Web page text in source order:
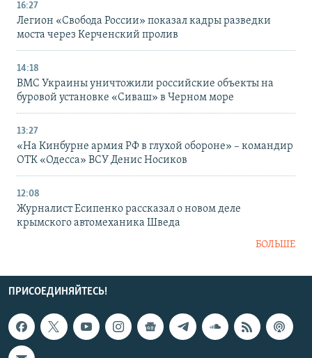
16:27
Легион «Свобода России» показал кадры разведки
моста через Керченский пролив
14:18
ВМС Украины уничтожили российские объекты на
буровой установке «Сиваш» в Черном море
13:27
«На Кинбурне армия РФ в глухой обороне» – командир
ОТК «Одесса» ВСУ Денис Носиков
12:08
Журналист Есипенко рассказал о новом деле
крымского автомеханика Шведа
БОЛЬШЕ
ПРИСОЕДИНЯЙТЕСЬ!